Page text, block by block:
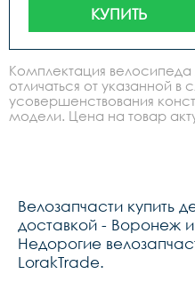
КУПИТЬ
Комплектация
отличаться от указанной в
усовершенствования
модели. Цена на товар
Велозапчасти купить
доставкой - Воронеж
Недорогие
LorakTrade.